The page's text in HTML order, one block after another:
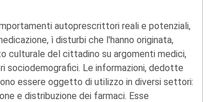
autoprescrittori reali e potenziali,
ì disturbi che l'hanno originata,
culturale del cittadino su argomenti medici,
sociodemografici. Le informazioni, dedotte
essere oggetto di utilizzo in diversi settori:
e distribuzione dei farmaci. Esse